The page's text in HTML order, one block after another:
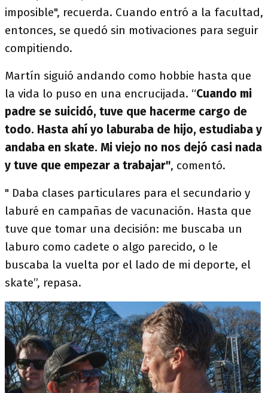
imposible", recuerda. Cuando entró a la facultad,
entonces, se quedó sin motivaciones para seguir
compitiendo.
Martín siguió andando como hobbie hasta que
la vida lo puso en una encrucijada. “Cuando mi
padre se suicidó, tuve que hacerme cargo de
todo. Hasta ahí yo laburaba de hijo, estudiaba y
andaba en skate. Mi viejo no nos dejó casi nada
y tuve que empezar a trabajar", comentó.
" Daba clases particulares para el secundario y
laburé en campañas de vacunación. Hasta que
tuve que tomar una decisión: me buscaba un
laburo como cadete o algo parecido, o le
buscaba la vuelta por el lado de mi deporte, el
skate”, repasa.